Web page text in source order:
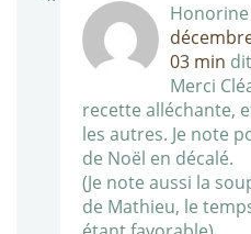
Honorine
03 min
Merci
recette alléchante,
les autres. Je note
de Noël en décalé.
(Je note aussi la
de Mathieu, le